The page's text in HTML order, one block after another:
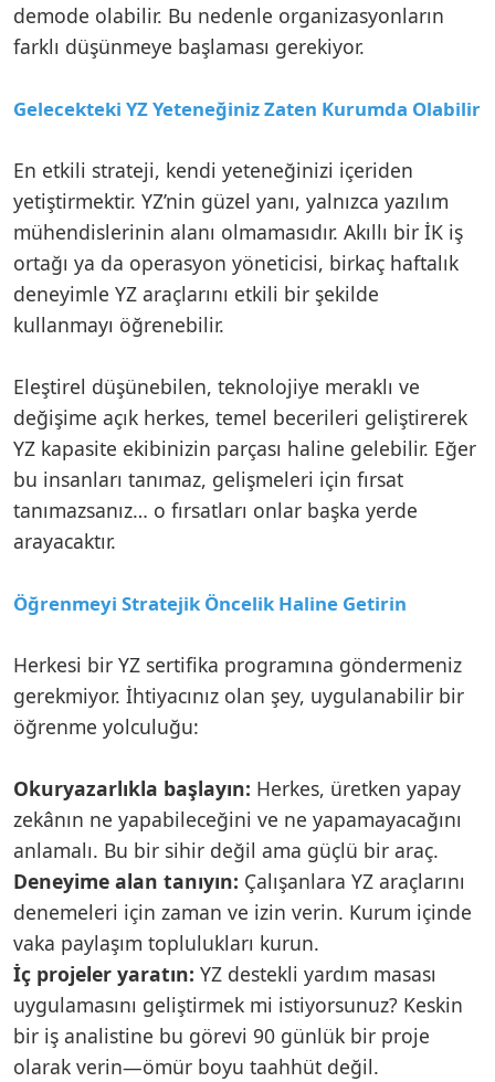
demode olabilir. Bu nedenle organizasyonların
farklı düşünmeye başlaması gerekiyor.
Gelecekteki YZ Yeteneğiniz Zaten Kurumda Olabilir
En etkili strateji, kendi yeteneğinizi içeriden
yetiştirmektir. YZ’nin güzel yanı, yalnızca yazılım
mühendislerinin alanı olmamasıdır. Akıllı bir İK iş
ortağı ya da operasyon yöneticisi, birkaç haftalık
deneyimle YZ araçlarını etkili bir şekilde
kullanmayı öğrenebilir.
Eleştirel düşünebilen, teknolojiye meraklı ve
değişime açık herkes, temel becerileri geliştirerek
YZ kapasite ekibinizin parçası haline gelebilir. Eğer
bu insanları tanımaz, gelişmeleri için fırsat
tanımazsanız… o fırsatları onlar başka yerde
arayacaktır.
Öğrenmeyi Stratejik Öncelik Haline Getirin
Herkesi bir YZ sertifika programına göndermeniz
gerekmiyor. İhtiyacınız olan şey, uygulanabilir bir
öğrenme yolculuğu:
Okuryazarlıkla başlayın: Herkes, üretken yapay
zekânın ne yapabileceğini ve ne yapamayacağını
anlamalı. Bu bir sihir değil ama güçlü bir araç.
Deneyime alan tanıyın: Çalışanlara YZ araçlarını
denemeleri için zaman ve izin verin. Kurum içinde
vaka paylaşım toplulukları kurun.
İç projeler yaratın: YZ destekli yardım masası
uygulamasını geliştirmek mi istiyorsunuz? Keskin
bir iş analistine bu görevi 90 günlük bir proje
olarak verin—ömür boyu taahhüt değil.